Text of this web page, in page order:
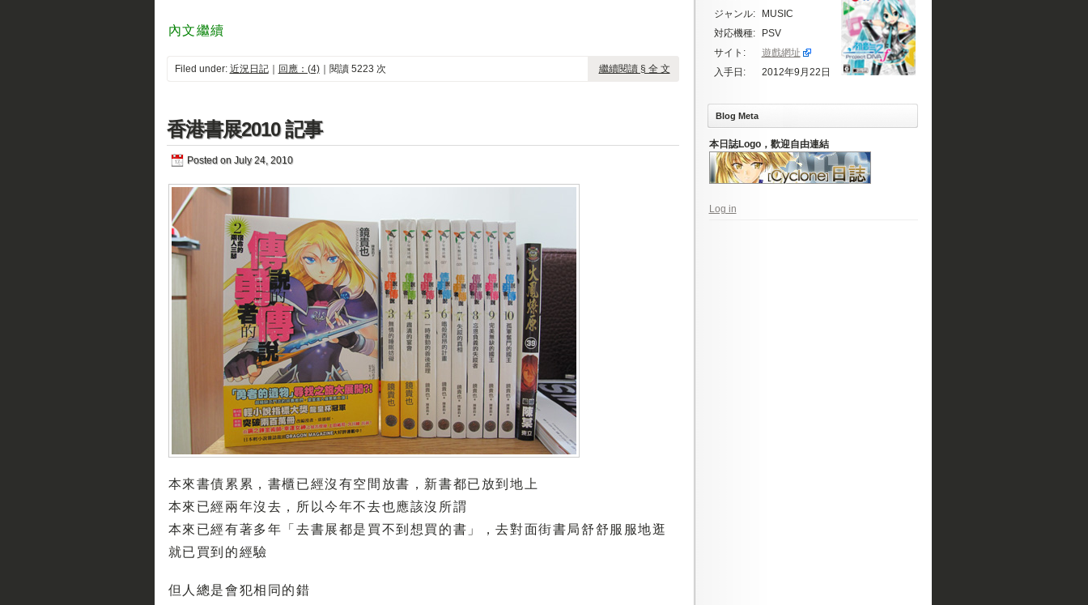
內文繼續
Filed under: 近況日記｜ 回應：(4)｜閱讀 5223 次 繼續閱讀 § 全 文
香港書展2010 記事
Posted on July 24, 2010
本來書債累累，書櫃已經沒有空間放書，新書都已放到地上
本來已經兩年沒去，所以今年不去也應該沒所謂
本來已經有著多年「去書展都是買不到想買的書」，去對面街書局舒舒服服地逛
就已買到的經驗
但人總是會犯相同的錯
ジャンル:
MUSIC
対応機種:
PSV
サイト:
遊戲網址
入手日:
2012年9月22日
Blog Meta
本日誌Logo，歡迎自由連結
Log in